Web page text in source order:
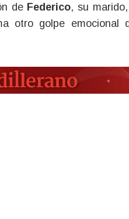
de Federico, su
otro golpe emocional